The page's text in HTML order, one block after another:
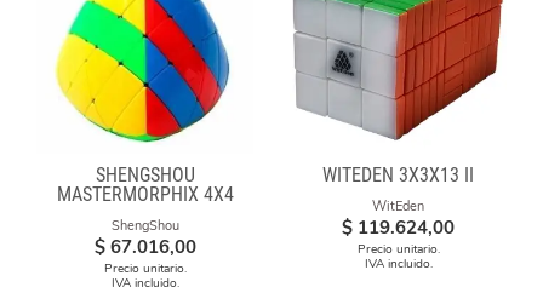
SHENGSHOU
MASTERMORPHIX 4X4
ShengShou
$ 67.016,00
Precio unitario.
IVA incluido.
WITEDEN 3X3X13 II
WitEden
$ 119.624,00
Precio unitario.
IVA incluido.